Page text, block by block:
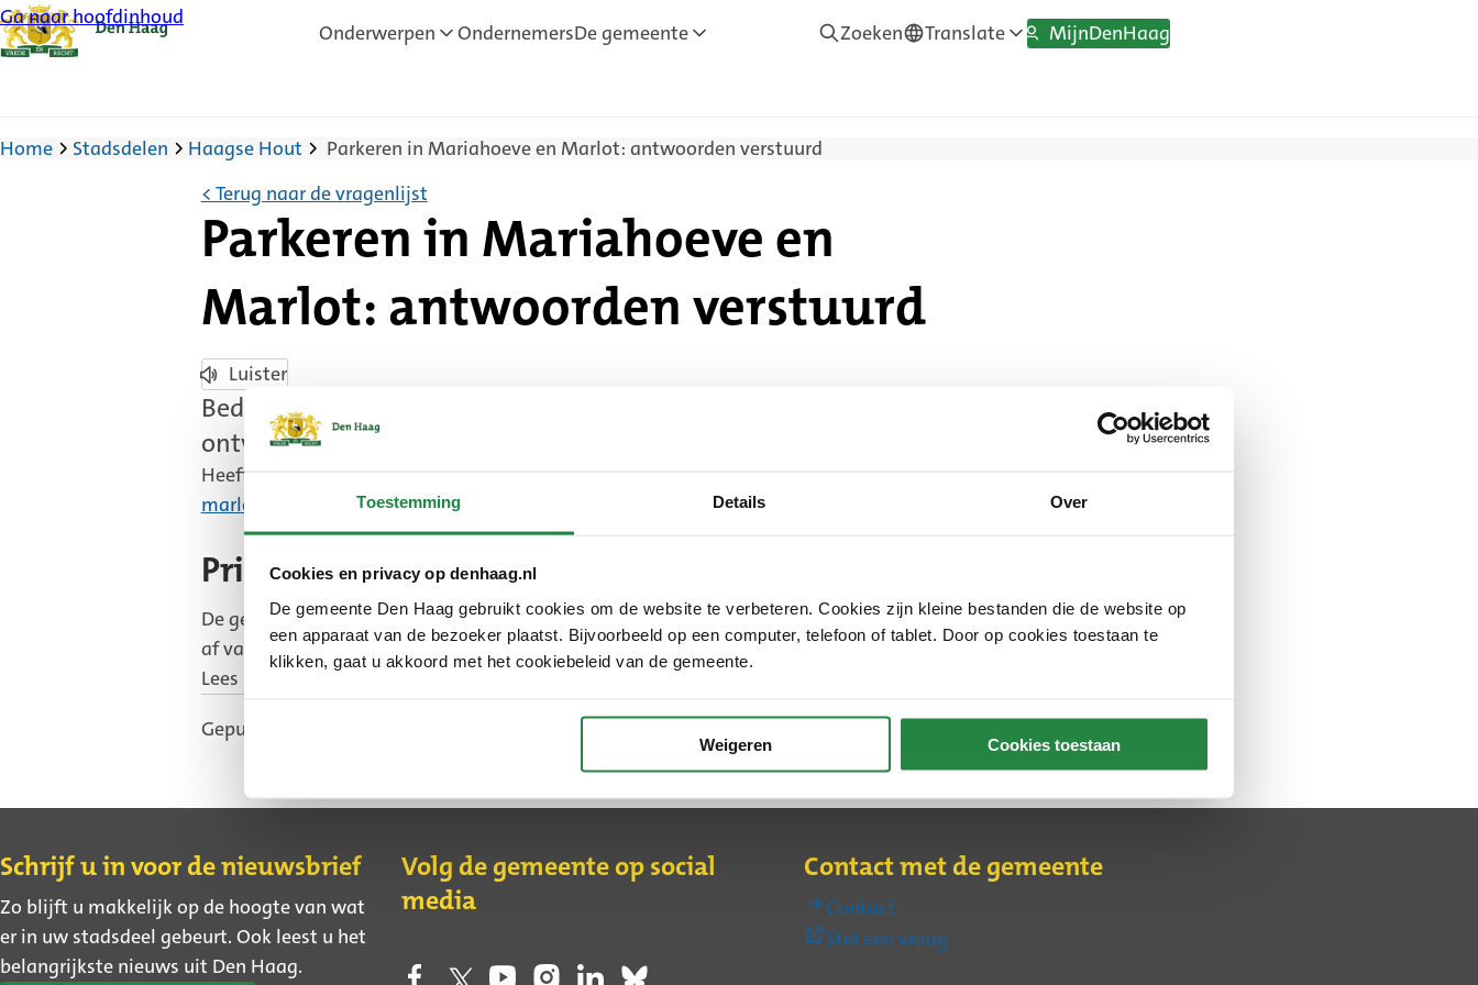
Toestemming Details Over
Cookies en privacy op denhaag.nl
De gemeente Den Haag gebruikt cookies om de website te verbeteren. Cookies zijn kleine bestanden die de website op
een apparaat van de bezoeker plaatst. Bijvoorbeeld op een computer, telefoon of tablet. Door op cookies toestaan te
klikken, gaat u akkoord met het cookiebeleid van de gemeente.
Weigeren Cookies toestaan
Ga naar hoofdinhoud
Onderwerpen OndernemersDe gemeente Zoeken Translate
—
MijnDenHaag
Home Stadsdelen Haagse Hout
Parkeren in Mariahoeve en Marlot: antwoorden verstuurd
< Terug naar de vragenlijst
Parkeren in Mariahoeve en
Marlot: antwoorden verstuurd
Luister
Bedankt voor het invullen van de vragenlijst. Uw antwoorden zijn
ontvangen.
Heeft u een vraag over dit project? Stuur een e-mail naar
marlot@denhaag.nl.
Privacyverklaring
De gemeente gebruikt verschillende persoonsgegevens. Welke gegevens dat zijn, hangt
af van het project. De gemeente gebruikt altijd alleen de gegevens die echt nodig zijn.
Lees meer op
Privacyverklaring participatie
Gepubliceerd: 20 mei 2026
Gewijzigd: 5 juni 2026
Contact
Schrijf u in voor de nieuwsbrief
Zo blijft u makkelijk op de hoogte van wat
er in uw stadsdeel gebeurt. Ook leest u het
belangrijkste nieuws uit Den Haag.
Volg de gemeente op social
media
Contact met de gemeente
Contact
Stel een vraag(Externe